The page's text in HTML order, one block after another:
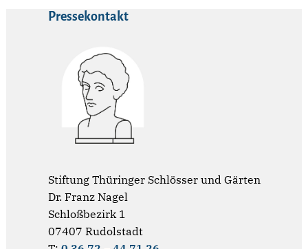
Pressekontakt
Stiftung Thüringer Schlösser und Gärten
Dr. Franz Nagel
Schloßbezirk 1
07407 Rudolstadt